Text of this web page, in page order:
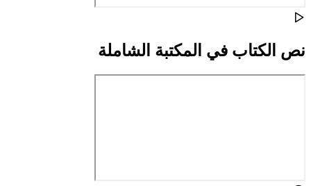
نص الكتاب في المكتبة الشاملة